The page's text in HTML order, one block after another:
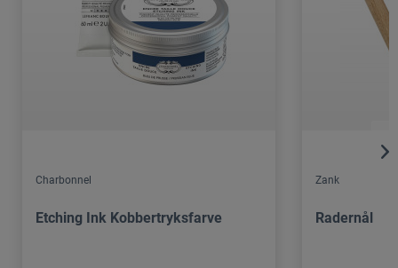
Charbonnel
Etching Ink Kobbertryksfarve
Zank
Radernål